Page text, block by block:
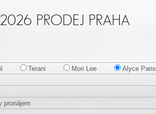
PRODEJ PRAHA
Terani Mori Lee
Alyce Paris
pronájem